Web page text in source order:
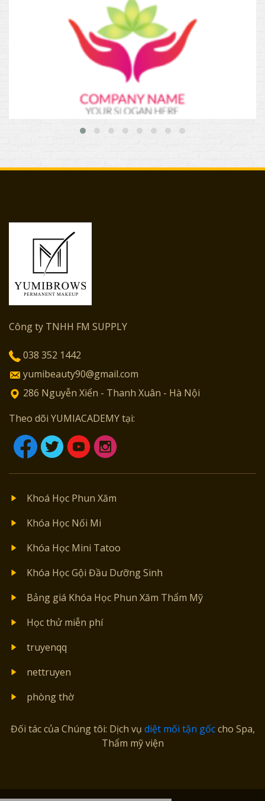
Công ty TNHH FM SUPPLY
038 352 1442
yumibeauty90@gmail.com
286 Nguyễn Xiển - Thanh Xuân - Hà Nội
Theo dõi YUMIACADEMY tại:
Khoá Học Phun Xăm
Khóa Học Nối Mi
Khóa Học Mini Tatoo
Khóa Học Gội Đầu Dưỡng Sinh
Bảng giá Khóa Học Phun Xăm Thẩm Mỹ
Học thử miễn phí
truyenqq
nettruyen
phòng thờ
Đối tác của Chúng tôi: Dịch vụ diệt mối tận gốccho Spa,
Thẩm mỹ viện